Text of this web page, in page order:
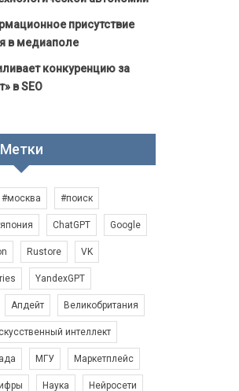
присутствие
в медиаполе
конкуренцию за
в SEO
Метки
#москва #поиск
ChatGPT Google
Rustore VK
YandexGPT
Апдейт Великобритания
интеллект
МГУ Маркетплейс
Наука Нейросети